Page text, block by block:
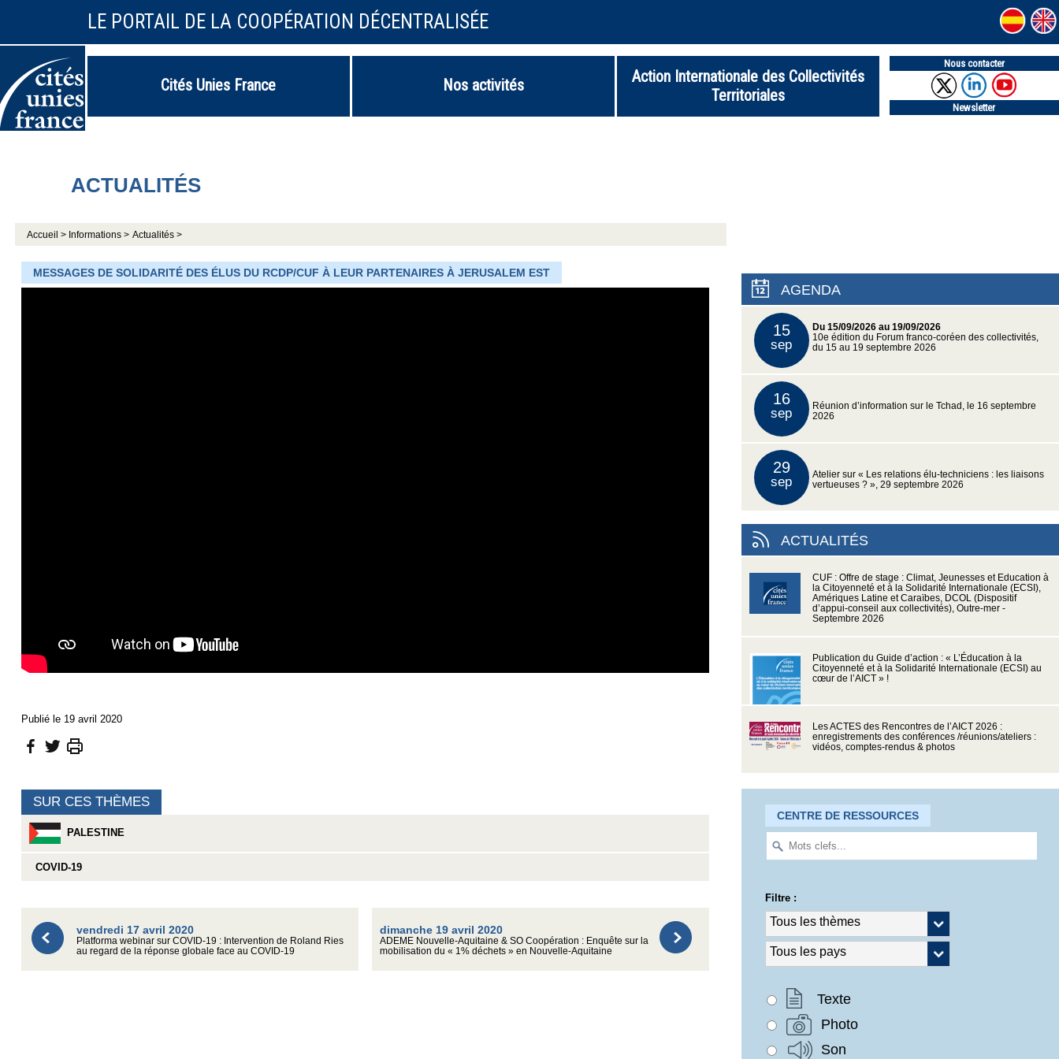
LE PORTAIL DE LA COOPÉRATION DÉCENTRALISÉE
Cités Unies France Nos activités
Action Internationale des Collectivités
Territoriales
Nous contacter
Newsletter
ACTUALITÉS
Accueil > Informations > Actualités >
MESSAGES DE SOLIDARITÉ DES ÉLUS DU RCDP/CUF À LEUR PARTENAIRES À JERUSALEM EST
Publié le 19 avril 2020
SUR CES THÈMES
PALESTINE
COVID-19
vendredi 17 avril 2020
Platforma webinar sur COVID-19 : Intervention de Roland Ries
au regard de la réponse globale face au COVID-19
dimanche 19 avril 2020
ADEME Nouvelle-Aquitaine & SO Coopération : Enquête sur la
mobilisation du « 1% déchets » en Nouvelle-Aquitaine
AGENDA
15
sep
Du 15/09/2026 au 19/09/2026
10e édition du Forum franco-coréen des collectivités,
du 15 au 19 septembre 2026
16
sep
Réunion d’information sur le Tchad, le 16 septembre
2026
29
sep
Atelier sur « Les relations élu-techniciens : les liaisons
vertueuses ? », 29 septembre 2026
ACTUALITÉS
CUF : Offre de stage : Climat, Jeunesses et Education à
la Citoyenneté et à la Solidarité Internationale (ECSI),
Amériques Latine et Caraïbes, DCOL (Dispositif
d’appui-conseil aux collectivités), Outre-mer -
Septembre 2026
Publication du Guide d’action : « L’Éducation à la
Citoyenneté et à la Solidarité Internationale (ECSI) au
cœur de l’AICT » !
Les ACTES des Rencontres de l’AICT 2026 :
enregistrements des conférences /réunions/ateliers :
vidéos, comptes-rendus & photos
CENTRE DE RESSOURCES
Filtre :
Texte
Photo
Son